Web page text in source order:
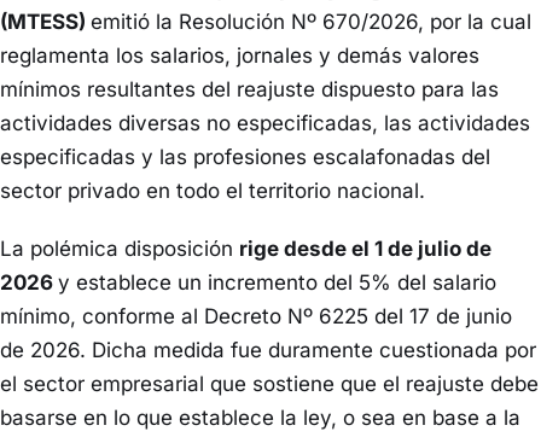
(MTESS) emitió la Resolución Nº 670/2026, por la cual
reglamenta los salarios, jornales y demás valores
mínimos resultantes del reajuste dispuesto para las
actividades diversas no especificadas, las actividades
especificadas y las profesiones escalafonadas del
sector privado en todo el territorio nacional.
La polémica disposición rige desde el 1 de julio de
2026 y establece un incremento del 5% del salario
mínimo, conforme al Decreto Nº 6225 del 17 de junio
de 2026. Dicha medida fue duramente cuestionada por
el sector empresarial que sostiene que el reajuste debe
basarse en lo que establece la ley, o sea en base a la